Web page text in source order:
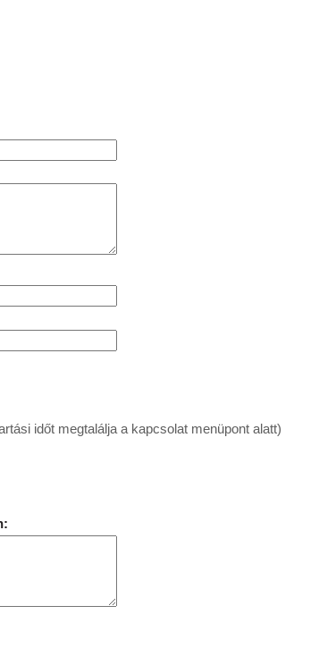
időt megtalálja a kapcsolat menüpont alatt)